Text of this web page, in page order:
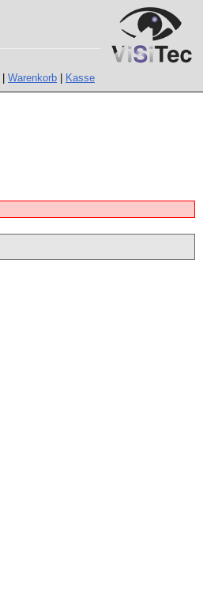
Warenkorb Kasse